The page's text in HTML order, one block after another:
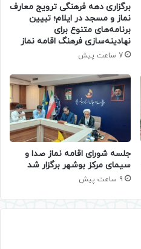
برگزاری دهه فرهنگی ترویج معارف
نماز و مسجد در ایلام؛ تبیین
برنامه‌های متنوع برای
نهادینه‌سازی فرهنگ اقامه نماز
7 ساعت پیش
جلسه شورای اقامه نماز صدا و
سیمای مرکز بوشهر برگزار شد
9 ساعت پیش